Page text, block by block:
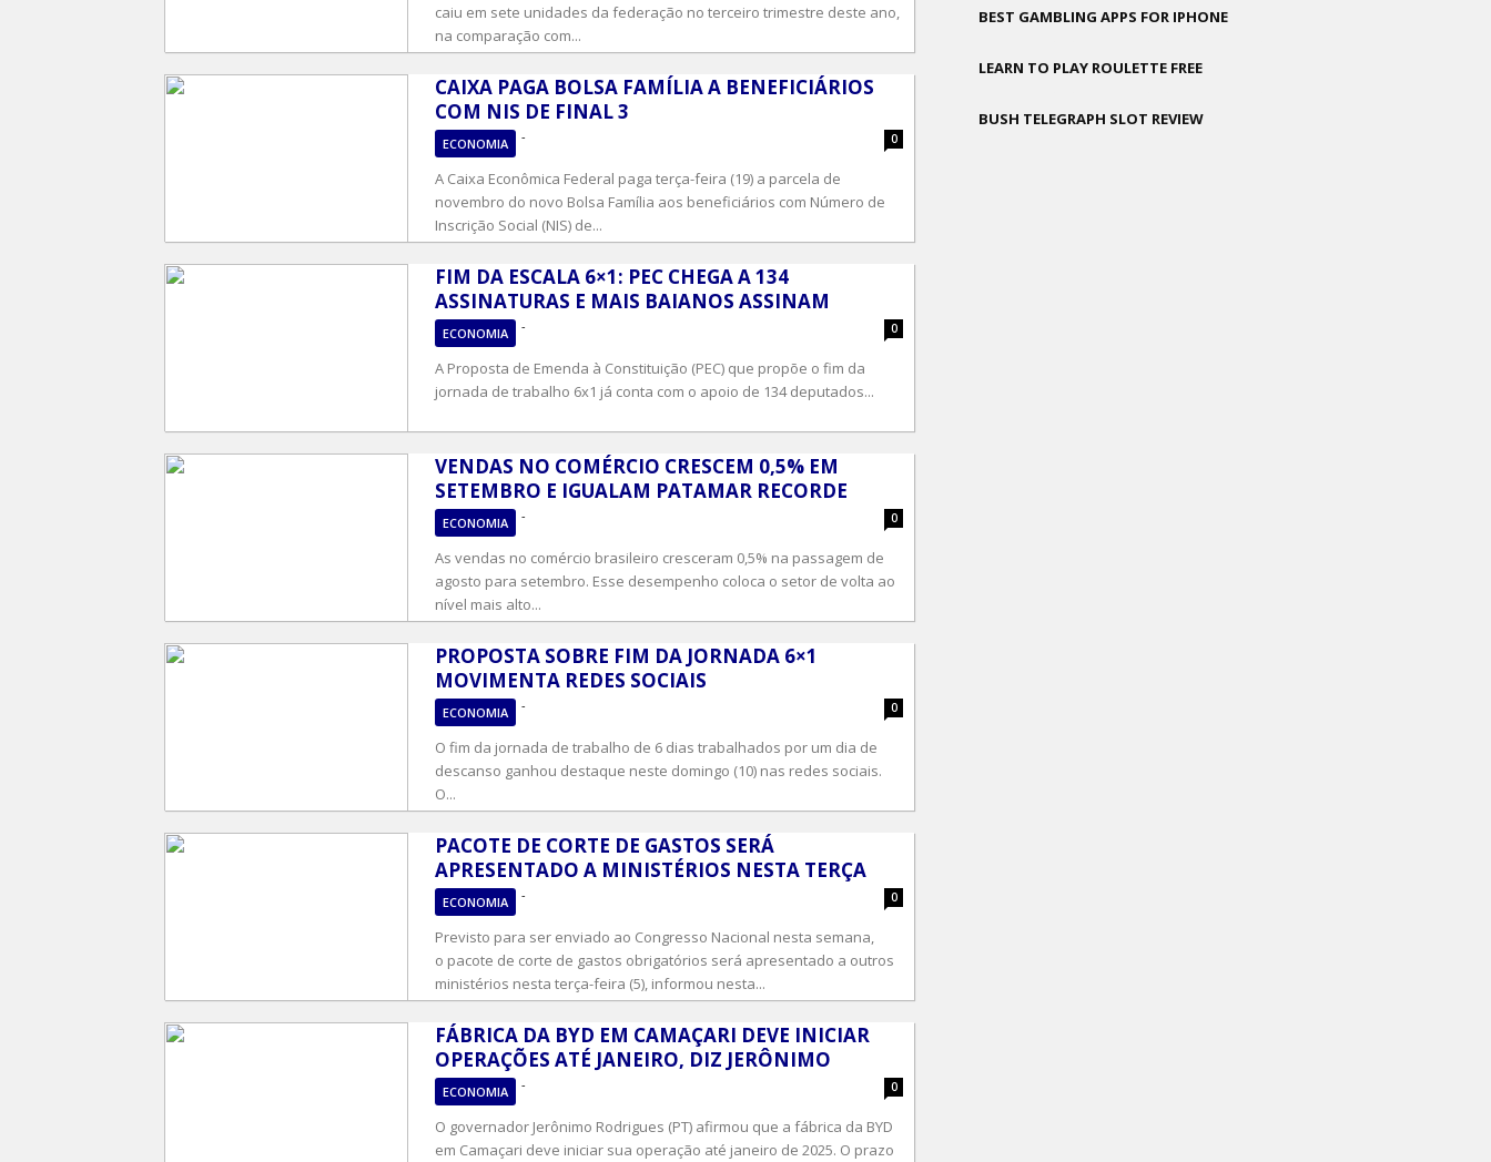
caiu em sete unidades da federação no terceiro trimestre deste ano,
na comparação com...
CAIXA PAGA BOLSA FAMÍLIA A BENEFICIÁRIOS
COM NIS DE FINAL 3
ECONOMIA - 0
A Caixa Econômica Federal paga terça-feira (19) a parcela de
novembro do novo Bolsa Família aos beneficiários com Número de
Inscrição Social (NIS) de...
FIM DA ESCALA 6×1: PEC CHEGA A 134
ASSINATURAS E MAIS BAIANOS ASSINAM
ECONOMIA - 0
A Proposta de Emenda à Constituição (PEC) que propõe o fim da
jornada de trabalho 6x1 já conta com o apoio de 134 deputados...
VENDAS NO COMÉRCIO CRESCEM 0,5% EM
SETEMBRO E IGUALAM PATAMAR RECORDE
ECONOMIA - 0
As vendas no comércio brasileiro cresceram 0,5% na passagem de
agosto para setembro. Esse desempenho coloca o setor de volta ao
nível mais alto...
PROPOSTA SOBRE FIM DA JORNADA 6×1
MOVIMENTA REDES SOCIAIS
ECONOMIA - 0
O fim da jornada de trabalho de 6 dias trabalhados por um dia de
descanso ganhou destaque neste domingo (10) nas redes sociais.
O...
PACOTE DE CORTE DE GASTOS SERÁ
APRESENTADO A MINISTÉRIOS NESTA TERÇA
ECONOMIA - 0
Previsto para ser enviado ao Congresso Nacional nesta semana,
o pacote de corte de gastos obrigatórios será apresentado a outros
ministérios nesta terça-feira (5), informou nesta...
FÁBRICA DA BYD EM CAMAÇARI DEVE INICIAR
OPERAÇÕES ATÉ JANEIRO, DIZ JERÔNIMO
ECONOMIA - 0
O governador Jerônimo Rodrigues (PT) afirmou que a fábrica da BYD
em Camaçari deve iniciar sua operação até janeiro de 2025. O prazo
BEST GAMBLING APPS FOR IPHONE
LEARN TO PLAY ROULETTE FREE
BUSH TELEGRAPH SLOT REVIEW